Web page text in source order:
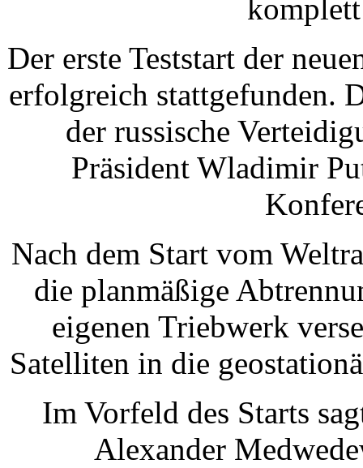
Der erste Teststart der
erfolgreich stattgefunden.
der russische
Präsident Wladimir
Nach dem Start vom
die planmäßige
eigenen Triebwerk
Satelliten in die
Im Vorfeld des Starts
Alexander